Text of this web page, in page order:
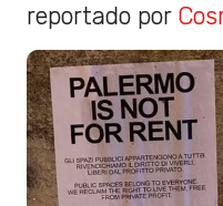
reportado por